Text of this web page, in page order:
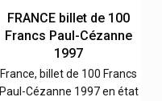
FRANCE billet de 100
Francs Paul-Cézanne
1997
France, billet de 100 Francs
Paul-Cézanne 1997 en état